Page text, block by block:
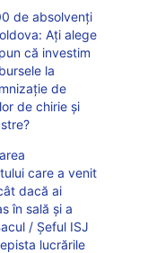
de absolvenți
Ați alege
că investim
la
de
de chirie și
care a venit
dacă ai
în sală și a
/ Șeful ISJ
lucrările